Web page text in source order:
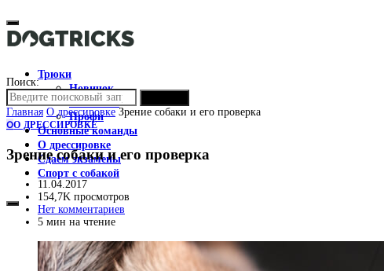
Трюки
Новичок
Любитель
Профи
Основные команды
О дрессировке
Сдаем экзамены
Спорт с собакой
Поиск:
Главная О дрессировке Зрение собаки и его проверка
ОО ДРЕССИРОВКЕ
Зрение собаки и его проверка
11.04.2017
154,7K просмотров
Нет комментариев
5 мин на чтение